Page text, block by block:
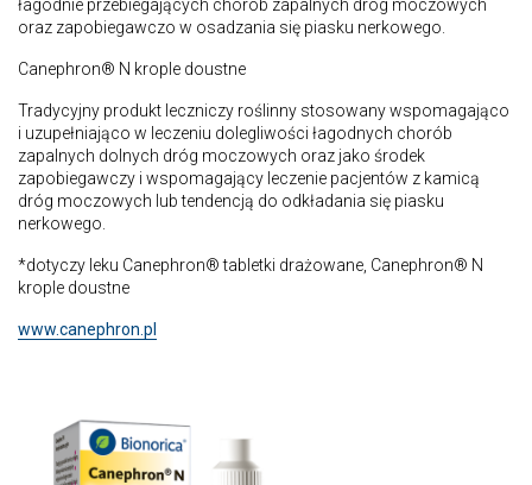
łagodnie przebiegających chorób zapalnych dróg moczowych
oraz zapobiegawczo w osadzania się piasku nerkowego.
Canephron® N krople doustne
Tradycyjny produkt leczniczy roślinny stosowany wspomagająco
i uzupełniająco w leczeniu dolegliwości łagodnych chorób
zapalnych dolnych dróg moczowych oraz jako środek
zapobiegawczy i wspomagający leczenie pacjentów z kamicą
dróg moczowych lub tendencją do odkładania się piasku
nerkowego.
*dotyczy leku Canephron® tabletki drażowane, Canephron® N
krople doustne
www.canephron.pl